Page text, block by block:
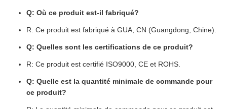
Q: Où ce produit est-il fabriqué?
R: Ce produit est fabriqué à GUA, CN (Guangdong, Chine).
Q: Quelles sont les certifications de ce produit?
R: Ce produit est certifié ISO9000, CE et ROHS.
Q: Quelle est la quantité minimale de commande pour
ce produit?